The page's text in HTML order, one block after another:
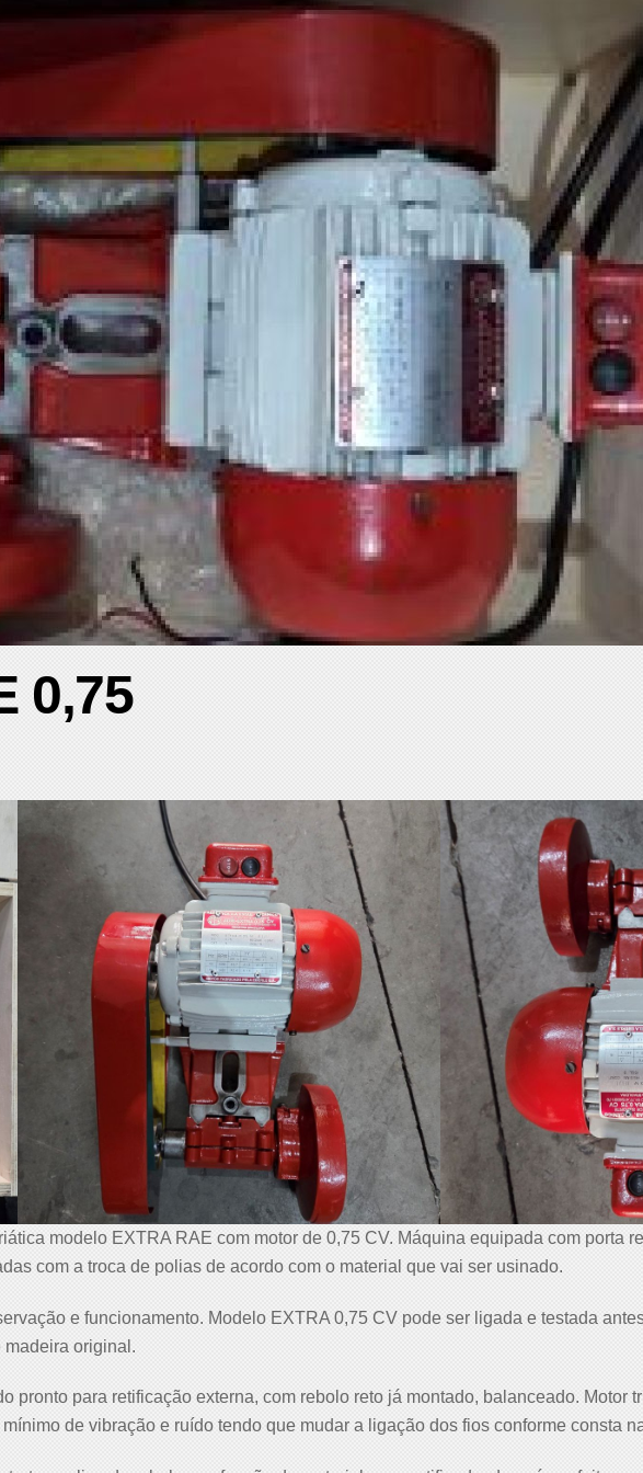
0,75
modelo EXTRA RAE com motor de 0,75 CV. Máquina equipada com porta
com a troca de polias de acordo com o material que vai ser usinado.
e funcionamento. Modelo EXTRA 0,75 CV pode ser ligada e testada
madeira original.
pronto para retificação externa, com rebolo reto já montado, balanceado. Motor
de vibração e ruído tendo que mudar a ligação dos fios conforme consta